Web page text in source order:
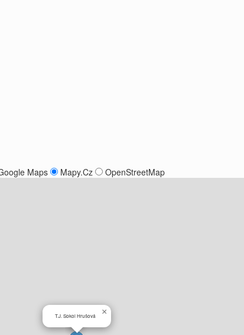
Maps Mapy.Cz OpenStreetMap
T.J. Sokol Hrušová ×